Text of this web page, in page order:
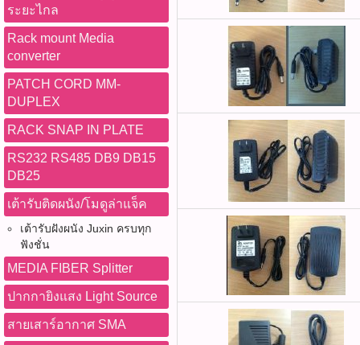
ระยะไกล
Rack mount Media
converter
PATCH CORD MM-
DUPLEX
RACK SNAP IN PLATE
RS232 RS485 DB9 DB15
DB25
เต้ารับติดผนัง/โมดูล่าแจ็ค
เต้ารับฝังผนัง Juxin ครบทุก
ฟังชั่น
MEDIA FIBER Splitter
ปากกายิงแสง Light Source
สายเสาร์อากาศ SMA